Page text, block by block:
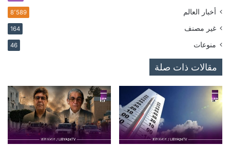
أخبار العالم 8٬589
غير مصنف 164
منوعات 46
مقالات ذات صلة